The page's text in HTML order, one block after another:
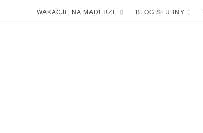
WAKACJE NA MADERZE BLOG ŚLUBNY